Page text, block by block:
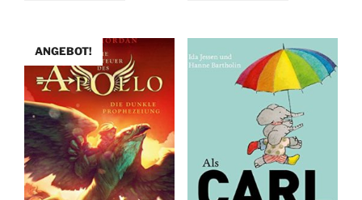
ANGEBOT!